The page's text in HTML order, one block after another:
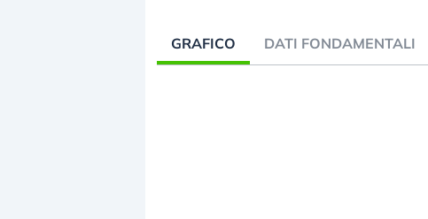
GRAFICO DATI FONDAMENTALI